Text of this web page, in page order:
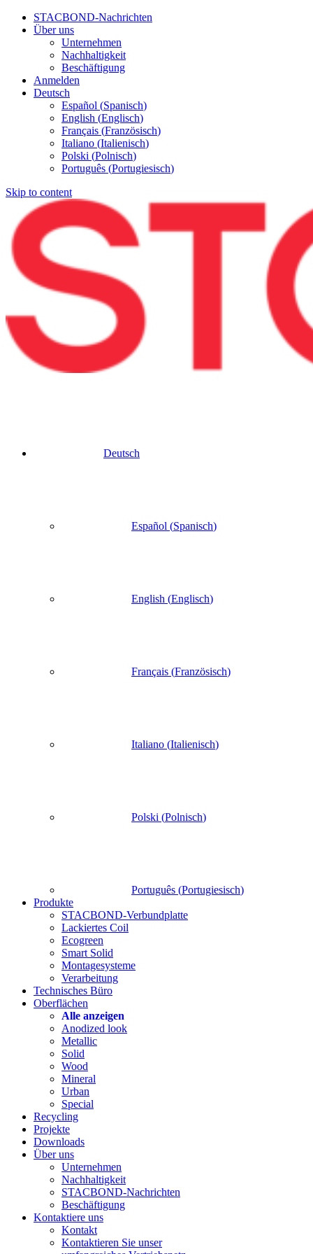
STACBOND-Nachrichten
Über uns
Unternehmen
Nachhaltigkeit
Beschäftigung
Anmelden
Deutsch
Español (Spanisch)
English (Englisch)
Français (Französisch)
Italiano (Italienisch)
Polski (Polnisch)
Português (Portugiesisch)
Skip to content
Deutsch
Español (Spanisch)
English (Englisch)
Français (Französisch)
Italiano (Italienisch)
Polski (Polnisch)
Português (Portugiesisch)
Produkte
STACBOND-Verbundplatte
Lackiertes Coil
Ecogreen
Smart Solid
Montagesysteme
Verarbeitung
Technisches Büro
Oberflächen
Alle anzeigen
Anodized look
Metallic
Solid
Wood
Mineral
Urban
Special
Recycling
Projekte
Downloads
Über uns
Unternehmen
Nachhaltigkeit
STACBOND-Nachrichten
Beschäftigung
Kontaktiere uns
Kontakt
Kontaktieren Sie unser